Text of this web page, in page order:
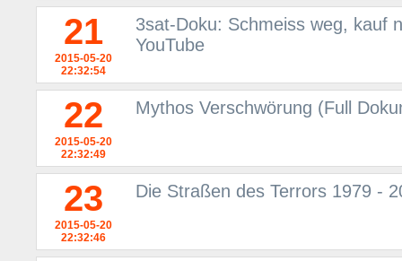
21
2015-05-20
22:32:54
3sat-Doku: Schmeiss weg, kauf
YouTube
22
2015-05-20
22:32:49
Mythos Verschwörung (Full
23
2015-05-20
22:32:46
Die Straßen des Terrors 1979 -